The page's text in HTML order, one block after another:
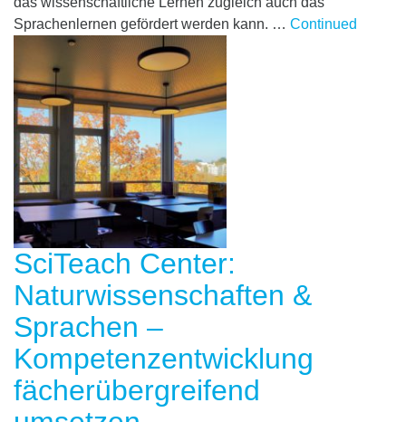
Sprachenlernen gefördert werden kann. … Continued
SciTeach Center:
Naturwissenschaften &
Sprachen –
Kompetenzentwicklung
fächerübergreifend